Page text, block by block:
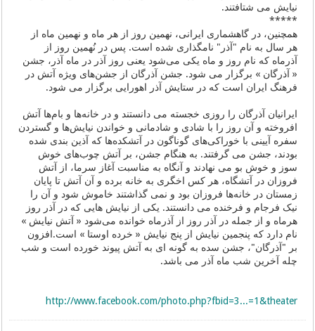
نیایش می شتافتند.
*****
همچنین، در گاهشماری ایرانی، نهمین روز از هر ماه و نهمین ماه از
هر سال به نام "آذر" نامگذاری شده است. پس در نُهمین روز از
آذرماه که نام روز و ماه یکی می‌شود یعنی روز آذر در ماه آذر، جشن
« آذرگان » برگزار می شود. جشن آذرگان از جشن‌های ویژه آتش در
فرهنگ ایران است که در ستایش آذر اهورایی برگزار می شود.
ایرانیان آذرگان را روزی خجسته می دانستند و در خانه‌ها و بام‌ها آتش
افروخته و آن روز را با شادی و شادمانی و خواندن نیایش‌ها و گستردن
سفره آیینی با خوراکی‌های گوناگون در آتشکده‌ها که آذین بندی شده
بودند، جشن می گرفتند. به هنگام جشن، بر آتش چوب‌های خوش
سوز و خوش بو می نهادند و آنگاه به مناسبت آغاز سرما، از آتش
فروزان در آتشگاه، هر کس اخگری به خانه برده و آن آتش تا پایان
زمستان در خانه‌ها فروزان بود و نمی گذاشتند خاموش شود و آن را
نیک فرجام و فرخنده می دانستند. یکی از نیایش هایی که در آذر روز
هرماه و از جمله در آذر روز از آذرماه خوانده می‌شود « آتش نیایش »
نام دارد که پنجمین نیایش از پنج نیایش « خرده اوستا » است.افزون
بر "آذرگان"، جشن سده به گونه ای به آتش پیوند خورده است و شب
چله آخرین شب ماه آذر می باشد.
http://www.facebook.com/photo.php?fbid=3...=1&theater